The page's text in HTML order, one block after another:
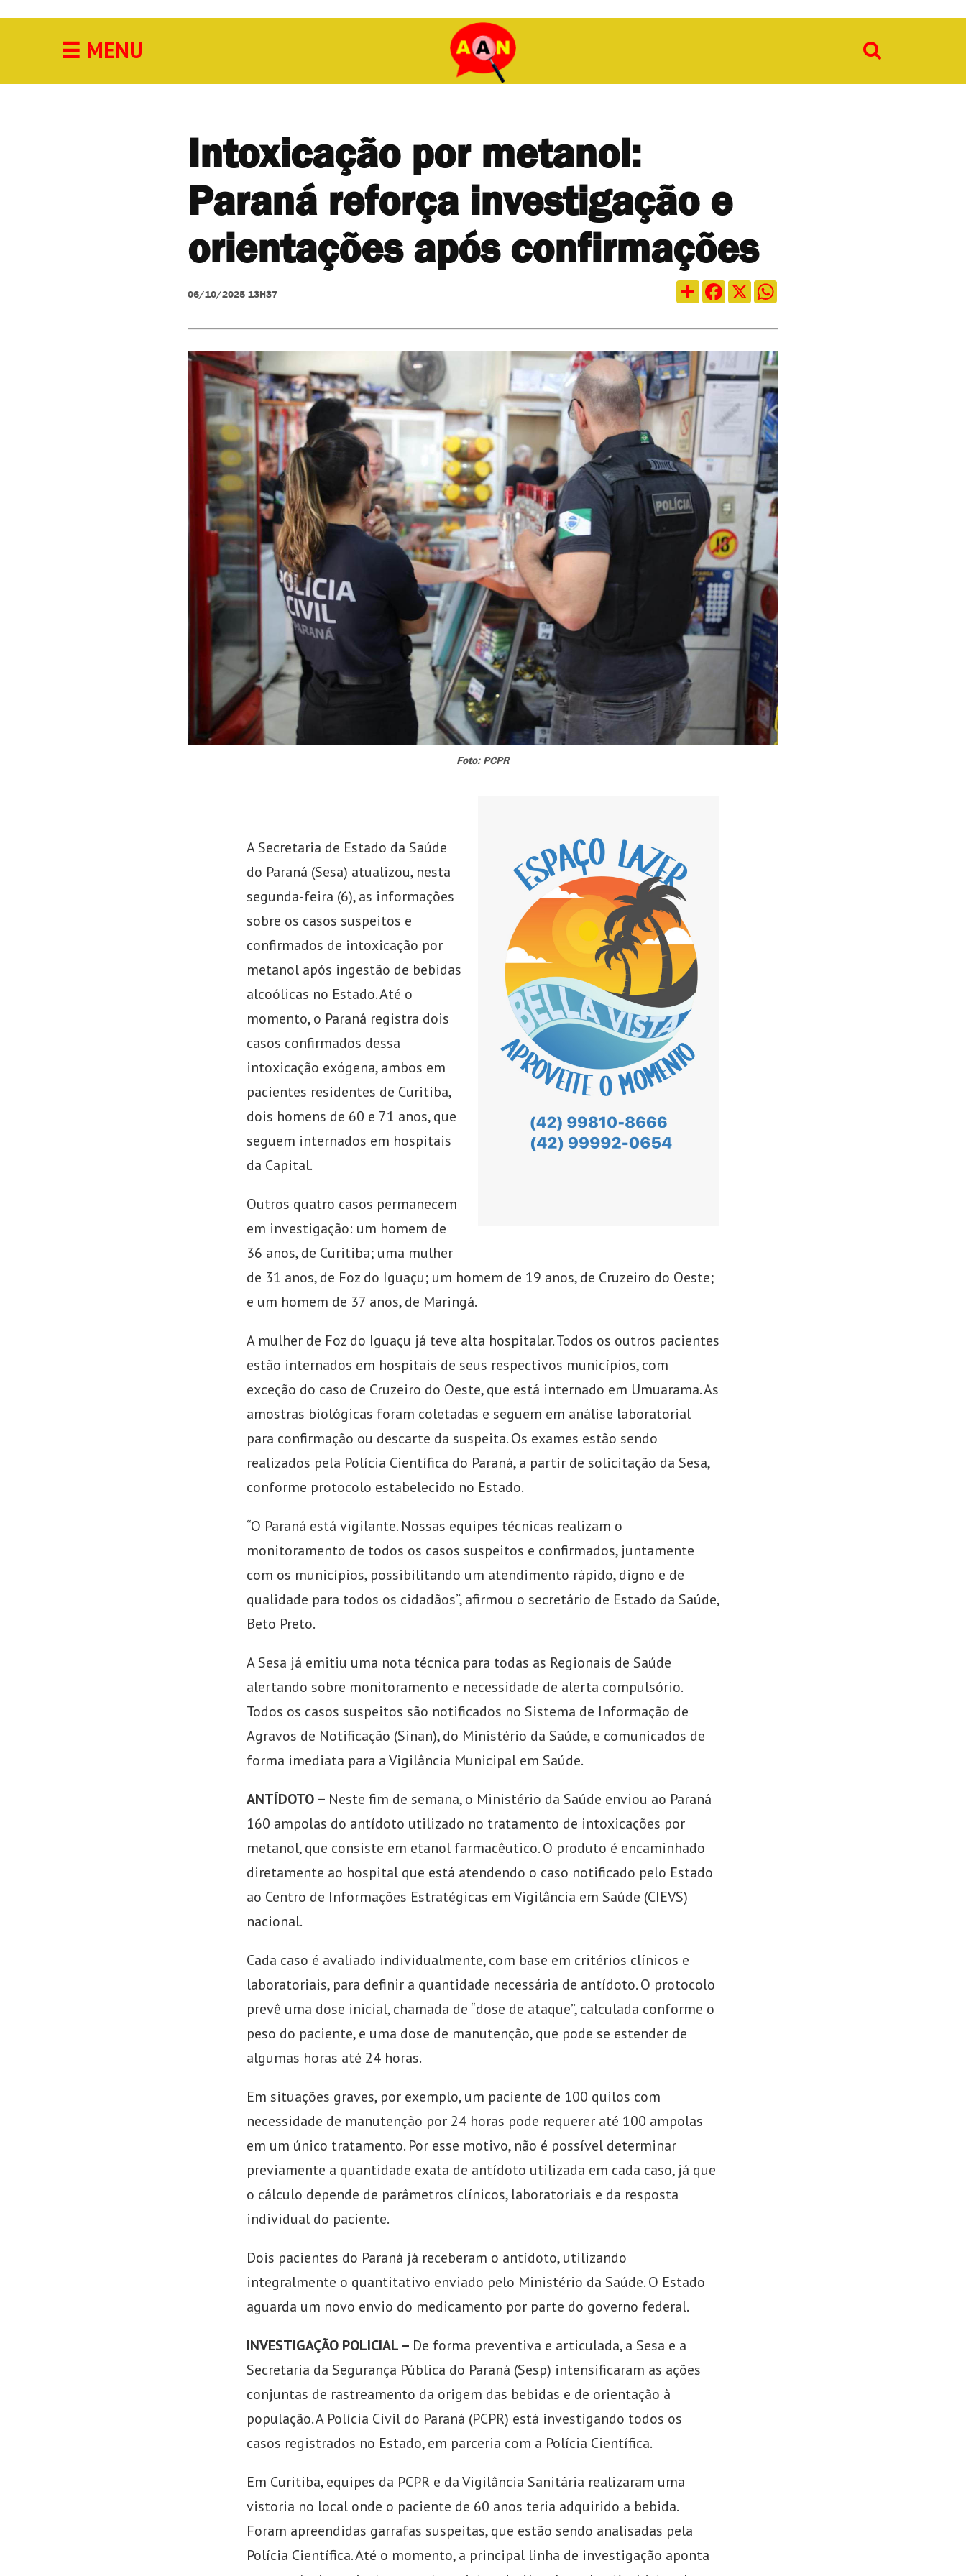
Acidente
☰ MENU
Intoxicação por metanol:
Paraná reforça investigação e
orientações após confirmações
06/10/2025 13H37
CompartilharFacebook
Foto: PCPR
A Secretaria de Estado da Saúde
do Paraná (Sesa) atualizou, nesta
segunda-feira (6), as informações
sobre os casos suspeitos e
confirmados de intoxicação por
metanol após ingestão de bebidas
alcoólicas no Estado. Até o
momento, o Paraná registra dois
casos confirmados dessa
intoxicação exógena, ambos em
pacientes residentes de Curitiba,
dois homens de 60 e 71 anos, que
seguem internados em hospitais
da Capital.
Outros quatro casos permanecem
em investigação: um homem de
36 anos, de Curitiba; uma mulher
de 31 anos, de Foz do Iguaçu; um homem de 19 anos, de Cruzeiro do Oeste;
e um homem de 37 anos, de Maringá.
A mulher de Foz do Iguaçu já teve alta hospitalar. Todos os outros pacientes
estão internados em hospitais de seus respectivos municípios, com
exceção do caso de Cruzeiro do Oeste, que está internado em Umuarama. As
amostras biológicas foram coletadas e seguem em análise laboratorial
para confirmação ou descarte da suspeita. Os exames estão sendo
realizados pela Polícia Científica do Paraná, a partir de solicitação da Sesa,
conforme protocolo estabelecido no Estado.
“O Paraná está vigilante. Nossas equipes técnicas realizam o
monitoramento de todos os casos suspeitos e confirmados, juntamente
com os municípios, possibilitando um atendimento rápido, digno e de
qualidade para todos os cidadãos”, afirmou o secretário de Estado da Saúde,
Beto Preto.
A Sesa já emitiu uma nota técnica para todas as Regionais de Saúde
alertando sobre monitoramento e necessidade de alerta compulsório.
Todos os casos suspeitos são notificados no Sistema de Informação de
Agravos de Notificação (Sinan), do Ministério da Saúde, e comunicados de
forma imediata para a Vigilância Municipal em Saúde.
ANTÍDOTO – Neste fim de semana, o Ministério da Saúde enviou ao Paraná
160 ampolas do antídoto utilizado no tratamento de intoxicações por
metanol, que consiste em etanol farmacêutico. O produto é encaminhado
diretamente ao hospital que está atendendo o caso notificado pelo Estado
ao Centro de Informações Estratégicas em Vigilância em Saúde (CIEVS)
nacional.
Cada caso é avaliado individualmente, com base em critérios clínicos e
laboratoriais, para definir a quantidade necessária de antídoto. O protocolo
prevê uma dose inicial, chamada de “dose de ataque”, calculada conforme o
peso do paciente, e uma dose de manutenção, que pode se estender de
algumas horas até 24 horas.
Em situações graves, por exemplo, um paciente de 100 quilos com
necessidade de manutenção por 24 horas pode requerer até 100 ampolas
em um único tratamento. Por esse motivo, não é possível determinar
previamente a quantidade exata de antídoto utilizada em cada caso, já que
o cálculo depende de parâmetros clínicos, laboratoriais e da resposta
individual do paciente.
Dois pacientes do Paraná já receberam o antídoto, utilizando
integralmente o quantitativo enviado pelo Ministério da Saúde. O Estado
aguarda um novo envio do medicamento por parte do governo federal.
INVESTIGAÇÃO POLICIAL – De forma preventiva e articulada, a Sesa e a
Secretaria da Segurança Pública do Paraná (Sesp) intensificaram as ações
conjuntas de rastreamento da origem das bebidas e de orientação à
população. A Polícia Civil do Paraná (PCPR) está investigando todos os
casos registrados no Estado, em parceria com a Polícia Científica.
Em Curitiba, equipes da PCPR e da Vigilância Sanitária realizaram uma
vistoria no local onde o paciente de 60 anos teria adquirido a bebida.
Foram apreendidas garrafas suspeitas, que estão sendo analisadas pela
Polícia Científica. Até o momento, a principal linha de investigação aponta